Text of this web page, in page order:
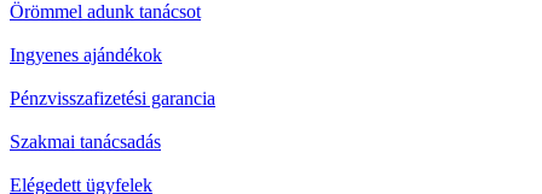
Örömmel adunk tanácsot
Ingyenes ajándékok
Pénzvisszafizetési garancia
Szakmai tanácsadás
Elégedett ügyfelek